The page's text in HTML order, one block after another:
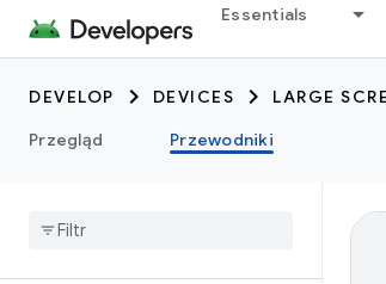
Essentials
DEVELOP DEVICES
LARGE
Przegląd
Przewodniki